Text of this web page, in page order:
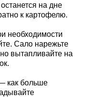
на дне
к картофелю.
необходимости
Сало нарежьте
вытапливайте на
как больше